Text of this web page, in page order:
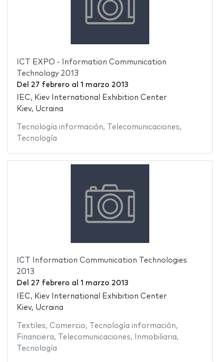
ICT EXPO - Information Communication
Technology 2013
Del 27 febrero al 1 marzo 2013
IEC, Kiev International Exhibition Center
Kiev, Ucraina
Tecnología información, Telecomunicaciones,
Tecnología
ICT Information Communication Technologies
2013
Del 27 febrero al 1 marzo 2013
IEC, Kiev International Exhibition Center
Kiev, Ucraina
Textiles, Comercio, Tecnología información,
Financiera, Telecomunicaciones, Inmobiliaria,
Tecnología